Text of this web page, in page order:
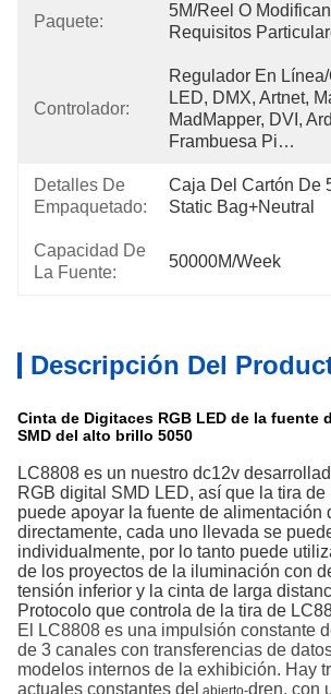
Paquete:
5M/Reel O
Requisitos
Controlador:
Regulador En
LED, DMX, Artnet,
MadMapper, DVI,
Frambuesa Pi…
Detalles De
Empaquetado:
Caja Del Cartón De
Static Bag+Neutral
Capacidad De
La Fuente:
50000M/week
Descripción Del
Cinta de Digitaces RGB LED de la fuente
SMD del alto brillo 5050
LC8808 es un nuestro dc12v
RGB digital SMD LED, así que la tira
puede apoyar la fuente de alimentación
directamente, cada uno llevada se
individualmente, por lo tanto puede
de los proyectos de la iluminación con
tensión inferior y la cinta de larga
Protocolo que controla de la tira de
El LC8808 es una impulsión constante
de 3 canales con transferencias de
modelos internos de la exhibición. Hay
actuales constantes del abierto-dren, con